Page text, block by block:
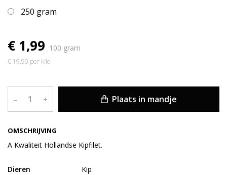
OMSCHRIJVING
A Kwaliteit Hollandse Kipfilet.
250 gram
€ 1,99 100 gram
€ 19,90 per kilo
– + Plaats in mandje
Dieren
Kip